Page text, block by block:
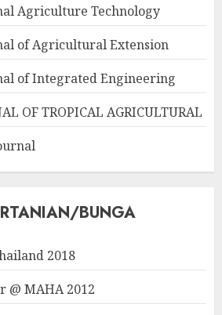
Agriculture Technology
of Agricultural Extension
of Integrated Engineering
OF TROPICAL AGRICULTURAL
BUNGA
2018
@ MAHA 2012